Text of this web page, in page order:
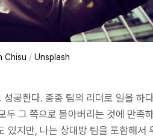
Chisu /Unsplash
공한다. 종종 팀의 리더로 일을 하
그 쪽으로 몰아버리는 것에 만족
지만, 나는 상대방 팀을 포함해서